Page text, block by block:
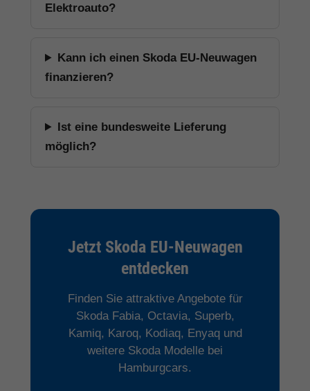
Elektroauto?
Kann ich einen Skoda EU-Neuwagen
finanzieren?
Ist eine bundesweite Lieferung
möglich?
Jetzt Skoda EU-Neuwagen
entdecken
Finden Sie attraktive Angebote für
Skoda Fabia, Octavia, Superb,
Kamiq, Karoq, Kodiaq, Enyaq und
weitere Skoda Modelle bei
Hamburgcars.